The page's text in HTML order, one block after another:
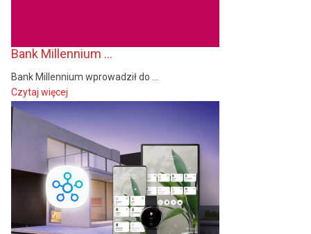
Bank Millennium ...
Bank Millennium wprowadził do ...
Czytaj więcej